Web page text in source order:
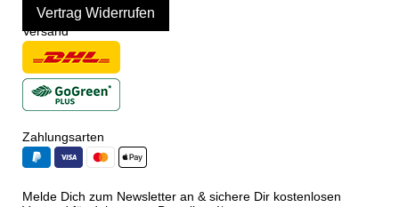
Vertrag Widerrufen
Versand
Zahlungsarten
Melde Dich zum Newsletter an & sichere Dir kostenlosen